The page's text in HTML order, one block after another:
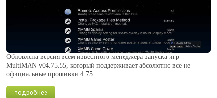
Обновлена версия всем известного менеджера запуска игр
MultiMAN v04.75.55, который поддерживает абсолютно все не
официальные прошивки 4.75.
подробнее